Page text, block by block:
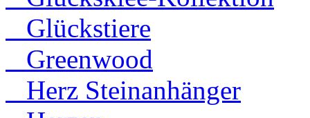
Glückstiere
Greenwood
Herz Steinanhänger